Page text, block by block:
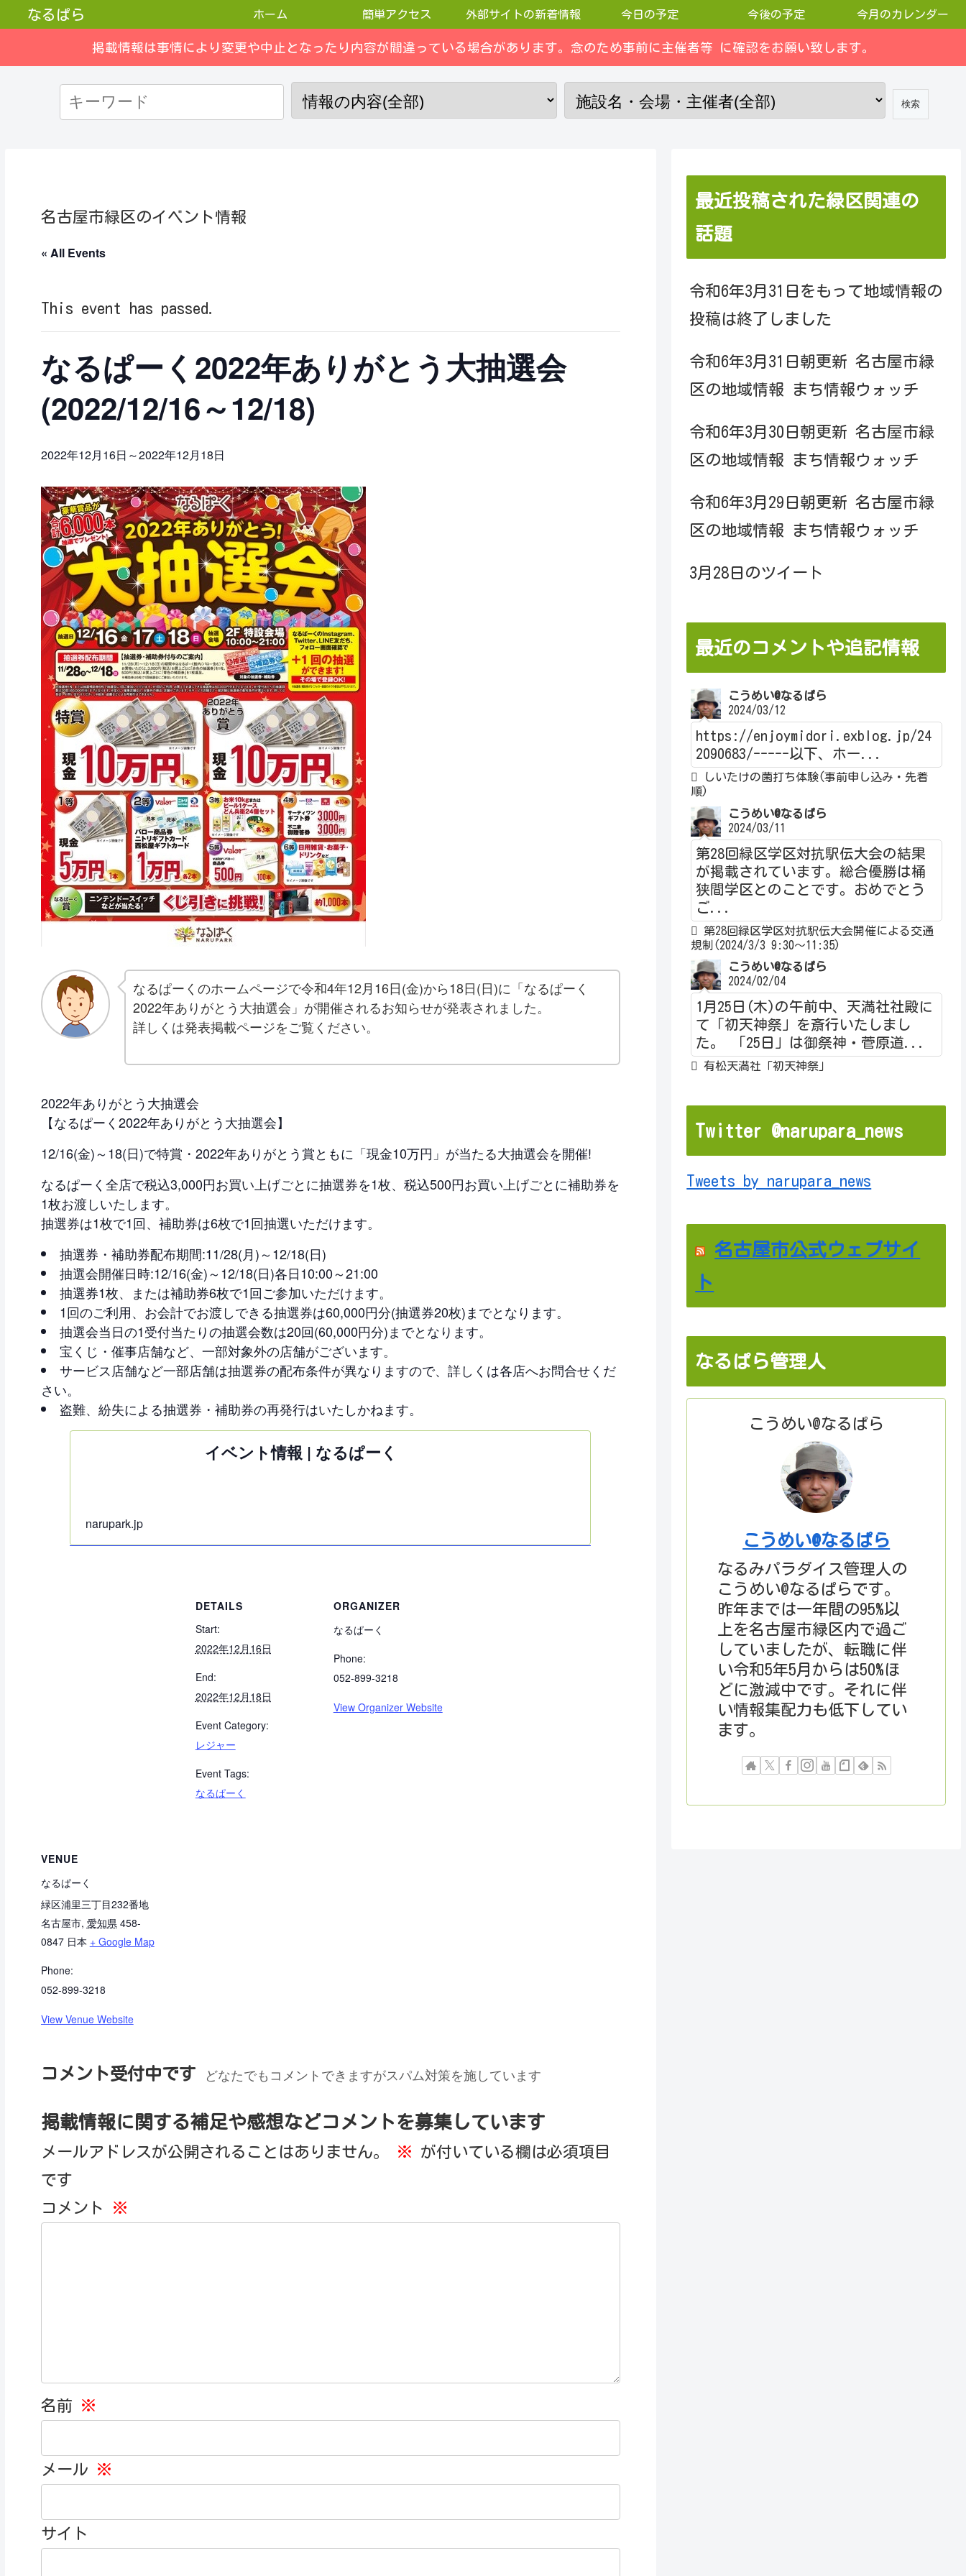
なるぱら ホーム 簡単アクセス 外部サイトの新着情報 今日の予定 今後の予定 今月のカレンダー
掲載情報は事情により変更や中止となったり内容が間違っている場合があります。念のため事前に主催者等 に確認をお願い致します。
名古屋市緑区のイベント情報
« All Events
This event has passed.
なるぱーく2022年ありがとう大抽選会
(2022/12/16～12/18)
2022年12月16日 ～2022年12月18日
なるぱーくのホームページで令和4年12月16日(金)から18日(日)に「なるぱーく
2022年ありがとう大抽選会」が開催されるお知らせが発表されました。
詳しくは発表掲載ページをご覧ください。
2022年ありがとう大抽選会
【なるぱーく2022年ありがとう大抽選会】
12/16(金)～18(日)で特賞・2022年ありがとう賞ともに「現金10万円」が当たる大抽選会を開催!
なるぱーく全店で税込3,000円お買い上げごとに抽選券を1枚、税込500円お買い上げごとに補助券を
1枚お渡しいたします。
抽選券は1枚で1回、補助券は6枚で1回抽選いただけます。
抽選券・補助券配布期間:11/28(月)～12/18(日)
抽選会開催日時:12/16(金)～12/18(日)各日10:00～21:00
抽選券1枚、または補助券6枚で1回ご参加いただけます。
1回のご利用、お会計でお渡しできる抽選券は60,000円分(抽選券20枚)までとなります。
抽選会当日の1受付当たりの抽選会数は20回(60,000円分)までとなります。
宝くじ・催事店舗など、一部対象外の店舗がございます。
サービス店舗など一部店舗は抽選券の配布条件が異なりますので、詳しくは各店へお問合せくだ
さい。
盗難、紛失による抽選券・補助券の再発行はいたしかねます。
イベント情報 | なるぱーく
narupark.jp
DETAILS
Start:
2022年12月16日
End:
2022年12月18日
Event Category:
レジャー
Event Tags:
なるぱーく
ORGANIZER
なるぱーく
Phone:
052-899-3218
View Organizer Website
VENUE
なるぱーく
緑区浦里三丁目232番地
名古屋市, 愛知県 458-
0847 日本 + Google Map
Phone:
052-899-3218
View Venue Website
コメント受付中です どなたでもコメントできますがスパム対策を施しています
掲載情報に関する補足や感想などコメントを募集しています
メールアドレスが公開されることはありません。 ※ が付いている欄は必須項目
です
コメント
※
名前 ※
メール ※
サイト
最近投稿された緑区関連の
話題
令和6年3月31日をもって地域情報の
投稿は終了しました
令和6年3月31日朝更新 名古屋市緑
区の地域情報 まち情報ウォッチ
令和6年3月30日朝更新 名古屋市緑
区の地域情報 まち情報ウォッチ
令和6年3月29日朝更新 名古屋市緑
区の地域情報 まち情報ウォッチ
3月28日のツイート
最近のコメントや追記情報
こうめい@なるぱら
2024/03/12
https://enjoymidori.exblog.jp/24
2090683/-----以下、ホー...
しいたけの菌打ち体験(事前申し込み・先着
順)
こうめい@なるぱら
2024/03/11
第28回緑区学区対抗駅伝大会の結果
が掲載されています。総合優勝は桶
狭間学区とのことです。おめでとう
ご...
第28回緑区学区対抗駅伝大会開催による交通
規制(2024/3/3 9:30～11:35)
こうめい@なるぱら
2024/02/04
1月25日(木)の午前中、天満社社殿に
て「初天神祭」を斎行いたしまし
た。 「25日」は御祭神・菅原道...
有松天満社「初天神祭」
Twitter @narupara_news
Tweets by narupara_news
名古屋市公式ウェブサイ
ト
なるぱら管理人
こうめい@なるぱら
こうめい@なるぱら
なるみパラダイス管理人の
こうめい@なるぱらです。
昨年までは一年間の95%以
上を名古屋市緑区内で過ご
していましたが、転職に伴
い令和5年5月からは50%ほ
どに激減中です。それに伴
い情報集配力も低下してい
ます。